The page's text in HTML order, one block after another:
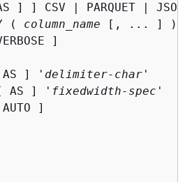
] ] CSV | PARQUET | JSON
( column_name [, ... ] ) [
]
AS ] ' delimiter-char '
[ AS ] ' fixedwidth-spec '
]